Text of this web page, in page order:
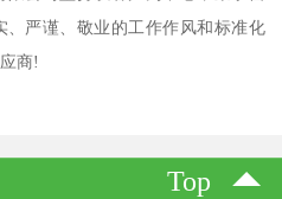
严谨、敬业的工作作风和标准化
商!
Top